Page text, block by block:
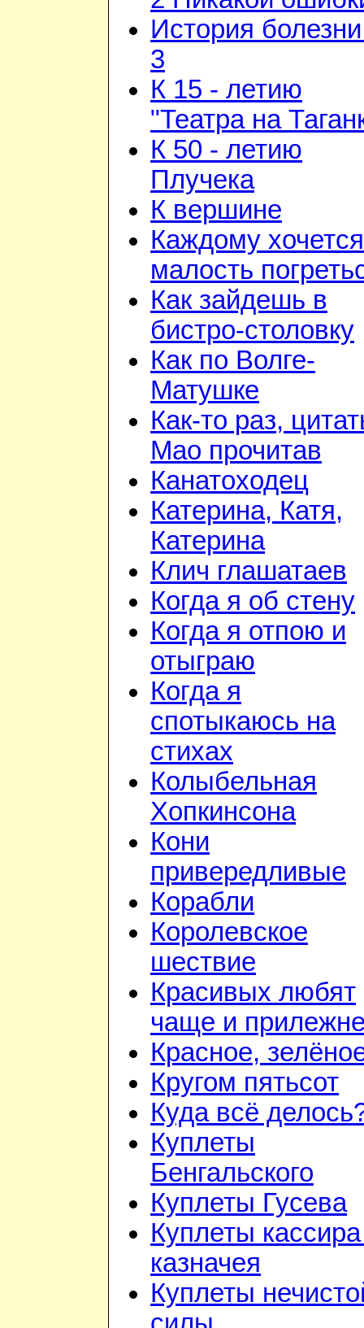
История
3
К 15 - летию
"Театра на
К 50 - летию
Плучека
К вершине
Каждому хочется
малость
Как зайдешь в
бистро-столовку
Как по Волге-
Матушке
Как-то раз,
Мао прочитав
Канатоходец
Катерина, Катя,
Катерина
Клич глашатаев
Когда я об стену
Когда я отпою и
отыграю
Когда я
спотыкаюсь на
стихах
Колыбельная
Хопкинсона
Кони
привередливые
Корабли
Королевское
шествие
Красивых любят
чаще и
Красное,
Кругом пятьсот
Куда всё
Куплеты
Бенгальского
Куплеты Гусева
Куплеты
казначея
Куплеты